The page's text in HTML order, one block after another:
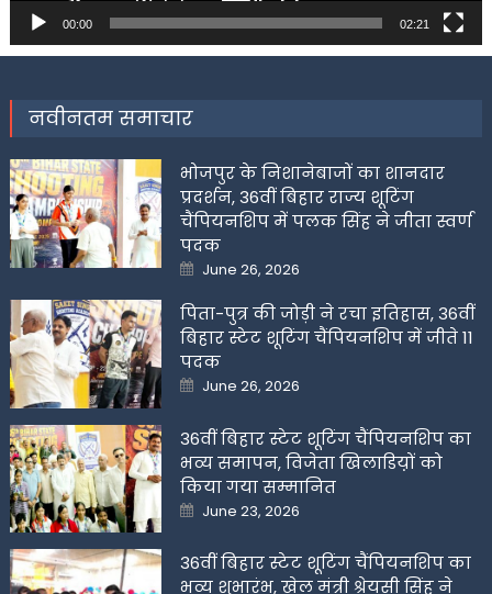
00:00 02:21
नवीनतम समाचार
भोजपुर के निशानेबाजों का शानदार
प्रदर्शन, 36वीं बिहार राज्य शूटिंग
चैंपियनशिप में पलक सिंह ने जीता स्वर्ण
पदक
Posted
on
June 26, 2026
पिता-पुत्र की जोड़ी ने रचा इतिहास, 36वीं
बिहार स्टेट शूटिंग चैंपियनशिप में जीते 11
पदक
Posted
on
June 26, 2026
36वीं बिहार स्टेट शूटिंग चैंपियनशिप का
भव्य समापन, विजेता खिलाडिय़ों को
किया गया सम्मानित
Posted
on
June 23, 2026
36वीं बिहार स्टेट शूटिंग चैंपियनशिप का
भव्य शुभारंभ, खेल मंत्री श्रेयसी सिंह ने